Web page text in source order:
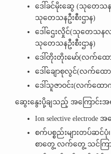
ဒေါ်ခင်မိုးဆွေ (သုတေသ
သုတေသနဦးစီးဌာန)
ဒေါ်ဌေးလှိုင်(သုတေသန
သုတေသနဦးစီးဌာန)
ဒေါ်တိုးတိုးမော်(လက်
ဒေါ်ချောစုလွင်(လက်ထ
ဒေါ်သူဇာဝင်း(လက်ထ
ဆွေးနွေးပို့ချသည့် အကြောင်းအရ
Ion selective
စက်ပစ္စည်းများတပ်ဆင်ပုံ
စာတွေ့ လက်တွေ့ သင်ကြား